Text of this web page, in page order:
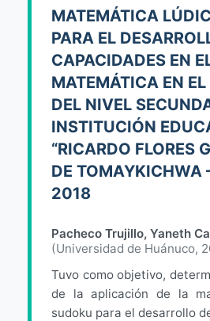
MATEMÁTICA
PARA EL
CAPACIDADES EN
MATEMÁTICA EN
DEL NIVEL
INSTITUCIÓN
“RICARDO FLORES
DE TOMAYKICHWA
2018
Pacheco Trujillo, Yaneth
(Universidad de Huánuco,
Tuvo como objetivo,
de la aplicación de la
sudoku para el desarrollo